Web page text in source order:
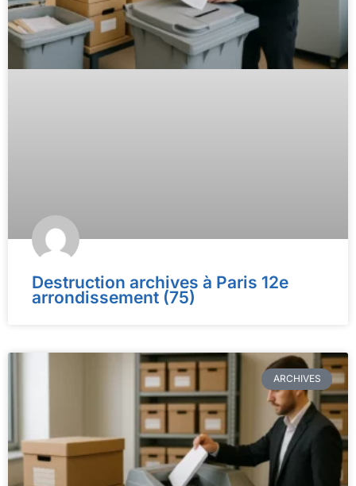
Destruction archives à Paris 12e
arrondissement (75)
ARCHIVES